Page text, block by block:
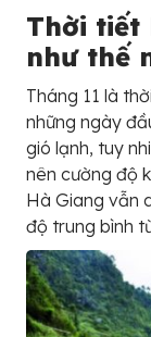
Thời tiết
như thế
Tháng 11 là
những ngày
gió lạnh, tuy
nên cường độ
Hà Giang vẫn
độ trung bình